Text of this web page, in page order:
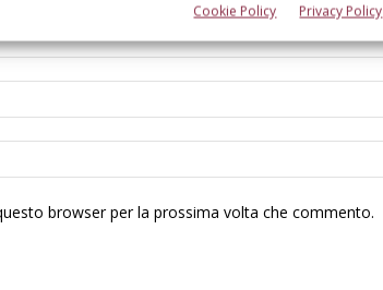
Cookie Policy Privacy Policy
browser per la prossima volta che commento.